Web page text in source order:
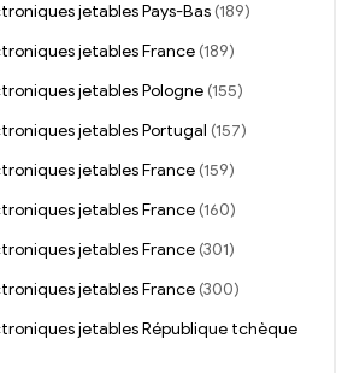
jetables Pays-Bas (189)
jetables France (189)
jetables Pologne (155)
jetables Portugal (157)
jetables France (159)
jetables France (160)
jetables France (301)
jetables France (300)
jetables République tchèque